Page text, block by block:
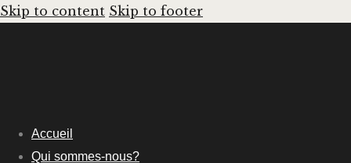
Skip to content Skip to footer
Accueil
Qui sommes-nous?